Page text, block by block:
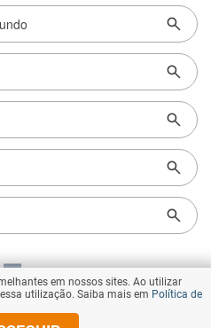
AO TOPO
em nossos sites. Ao utilizar
utilização. Saiba mais em Política de